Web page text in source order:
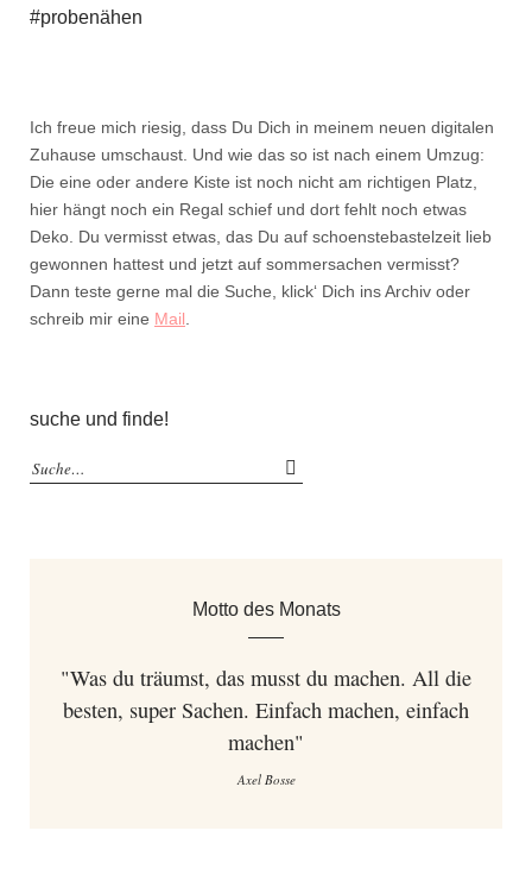
#probenähen
Ich freue mich riesig, dass Du Dich in meinem neuen digitalen
Zuhause umschaust. Und wie das so ist nach einem Umzug:
Die eine oder andere Kiste ist noch nicht am richtigen Platz,
hier hängt noch ein Regal schief und dort fehlt noch etwas
Deko. Du vermisst etwas, das Du auf schoenstebastelzeit lieb
gewonnen hattest und jetzt auf sommersachen vermisst?
Dann teste gerne mal die Suche, klick‘ Dich ins Archiv oder
schreib mir eine Mail
suche und finde!
Motto des Monats
"Was du träumst, das musst du machen. All die
besten, super Sachen. Einfach machen, einfach
machen"
Axel Bosse